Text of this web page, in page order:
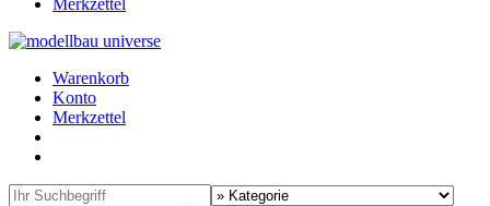
Merkzettel
Warenkorb
Konto
Merkzettel